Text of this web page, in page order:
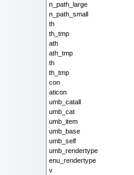
n_path_large
n_path_small
th
th_tmp
ath
ath_tmp
th
th_tmp
con
aticon
umb_catall
umb_cat
umb_item
umb_base
umb_self
umb_rendertype
enu_rendertype
v